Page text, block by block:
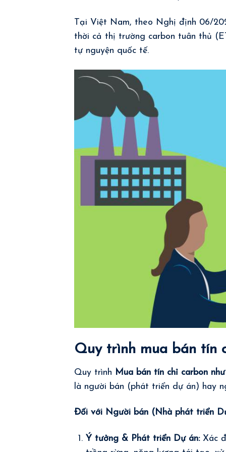
Tại Việt Nam, theo Nghị định 06/
thời cả thị trường carbon tuân thủ
tự nguyện quốc tế.
Quy trình mua bán tín
Quy trình
Mua bán tín chỉ carbon
là người bán (phát triển dự án) hay
Đối với Người bán (Nhà phát triển
Ý tưởng & Phát triển Dự án:Xác